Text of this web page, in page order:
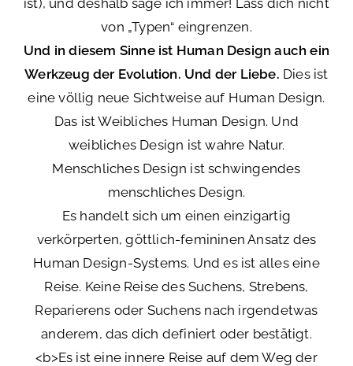
ist), und deshalb sage ich immer! Lass dich nicht
von „Typen“ eingrenzen.
Und in diesem Sinne ist Human Design auch ein
Werkzeug der Evolution. Und der Liebe. Dies ist
eine völlig neue Sichtweise auf Human Design.
Das ist Weibliches Human Design. Und
weibliches Design ist wahre Natur.
Menschliches Design ist schwingendes
menschliches Design.
Es handelt sich um einen einzigartig
verkörperten, göttlich-femininen Ansatz des
Human Design-Systems. Und es ist alles eine
Reise. Keine Reise des Suchens, Strebens,
Reparierens oder Suchens nach irgendetwas
anderem, das dich definiert oder bestätigt.
<b>Es ist eine innere Reise auf dem Weg der